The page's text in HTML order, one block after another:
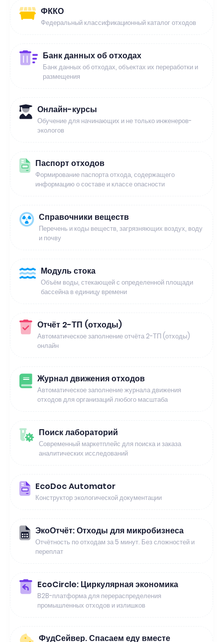
ФККО
Федеральный классификационный каталог отходов
Банк данных об отходах
Банк данных об отходах, объектах их переработки и
размещения
Онлайн-курсы
Обучение для начинающих и не только инженеров-
экологов
Паспорт отходов
Формирование паспорта отхода, содержащего
информацию о составе и классе опасности
Справочники веществ
Перечень и коды веществ, загрязняющих воздух, воду
и почву
Модуль стока
Объём воды, стекающей с определенной площади
бассейна в единицу времени
Отчёт 2-ТП (отходы)
Автоматическое заполнение отчёта 2-ТП (отходы)
онлайн
Журнал движения отходов
Автоматическое заполнение журнала движения
отходов для организаций любого масштаба
Поиск лабораторий
Современный маркетплейс для поиска и заказа
аналитических исследований
EcoDoc Automator
Конструктор экологической документации
ЭкоОтчёт: Отходы для микробизнеса
Отчётность по отходам за 5 минут. Без сложностей и
переплат
EcoCircle: Циркулярная экономика
B2B-платформа для перераспределения
промышленных отходов и излишков
ФудСейвер. Спасаем еду вместе